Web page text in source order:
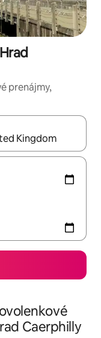
prenájmy,
si ich prechádzať
Caerphilly